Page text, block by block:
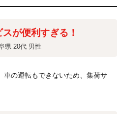
が便利すぎる！
県 20代 男性
車の運転もできないため、集荷サ